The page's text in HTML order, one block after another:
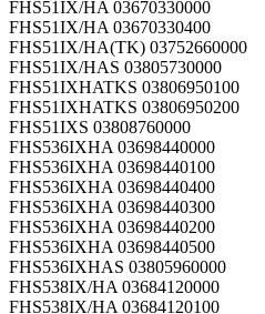
FHS51IX/HA 03670330000
FHS51IX/HA 03670330400
FHS51IX/HA(TK) 03752660000
FHS51IX/HAS 03805730000
FHS51IXHATKS 03806950100
FHS51IXHATKS 03806950200
FHS51IXS 03808760000
FHS536IXHA 03698440000
FHS536IXHA 03698440100
FHS536IXHA 03698440400
FHS536IXHA 03698440300
FHS536IXHA 03698440200
FHS536IXHA 03698440500
FHS536IXHAS 03805960000
FHS538IX/HA 03684120000
FHS538IX/HA 03684120100